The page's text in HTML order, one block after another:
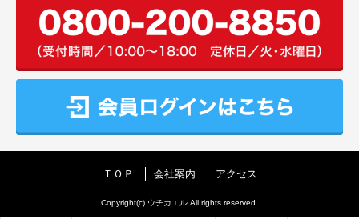
ＴＯＰ 会社案内 アクセス
Copyright(c) ウチカエル All rights reserved.